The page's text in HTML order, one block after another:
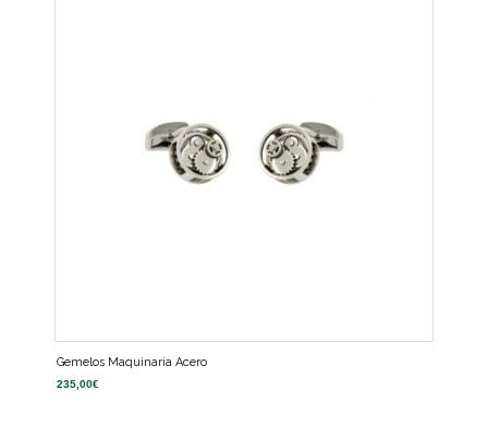
Gemelos Maquinaria Acero
235,00€